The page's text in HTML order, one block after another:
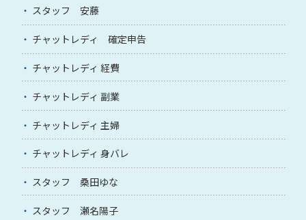
スタッフ 安藤
チャットレディ 確定申告
チャットレディ 経費
チャットレディ 副業
チャットレディ 主婦
チャットレディ 身バレ
スタッフ 桑田ゆな
スタッフ 瀬名陽子